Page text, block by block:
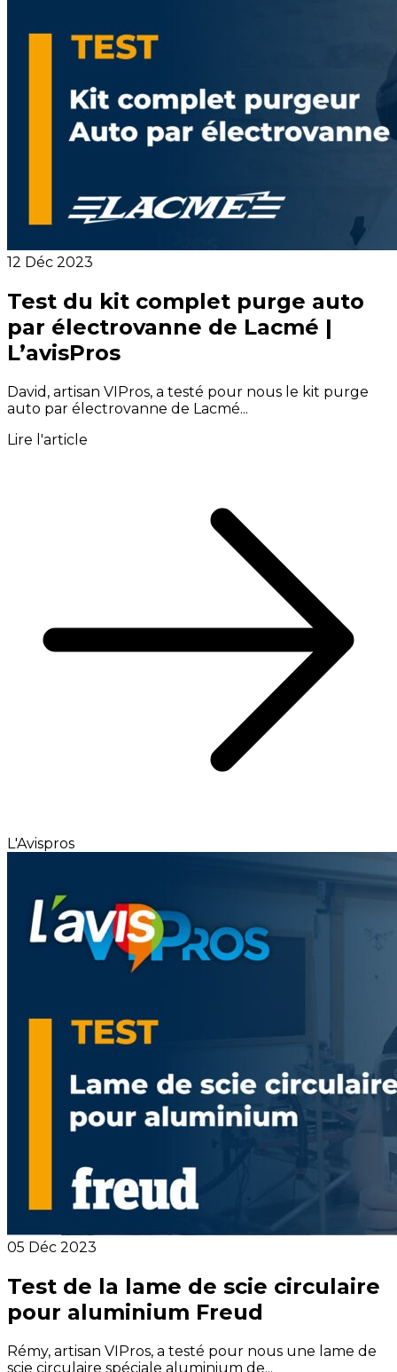
12 Déc 2023
Test du kit complet purge auto
par électrovanne de Lacmé |
L’avisPros
David, artisan VIPros, a testé pour nous le kit purge
auto par électrovanne de Lacmé...
Lire l'article
L'Avispros
05 Déc 2023
Test de la lame de scie circulaire
pour aluminium Freud
Rémy, artisan VIPros, a testé pour nous une lame de
scie circulaire spéciale aluminium de...